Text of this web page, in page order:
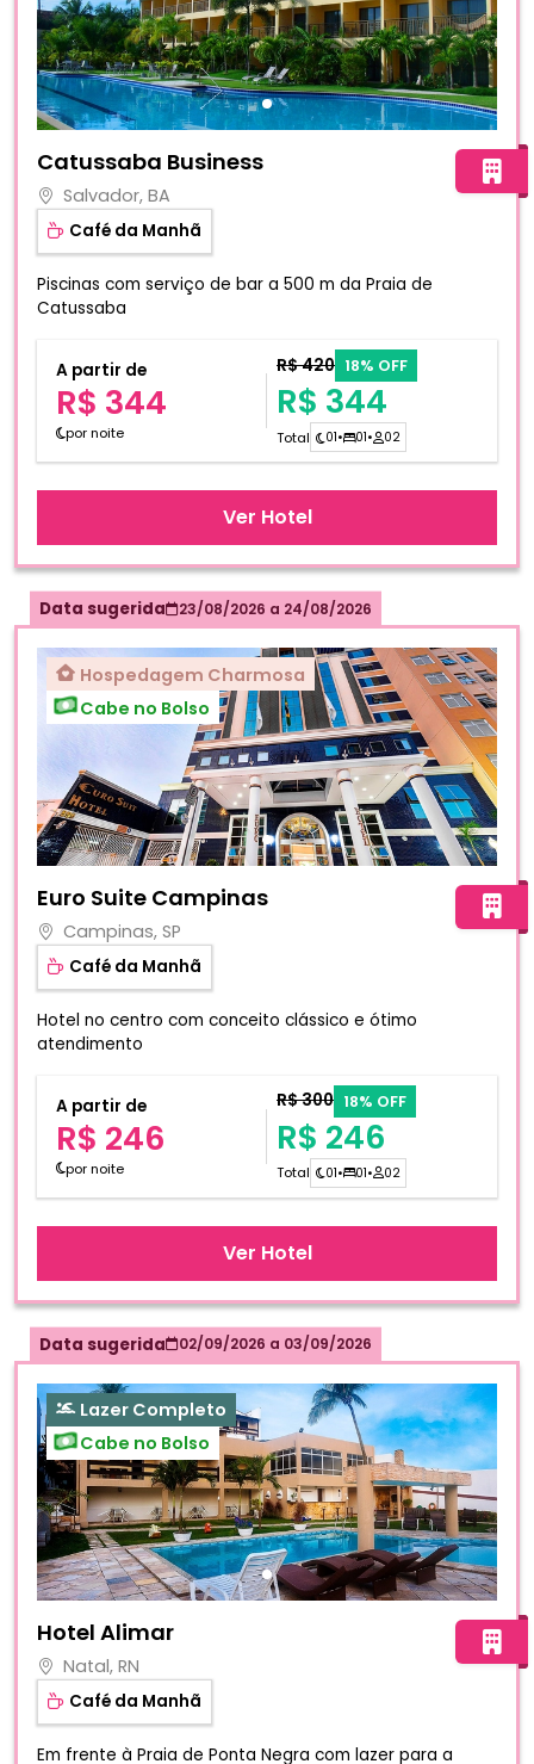
Catussaba Business
Salvador, BA
Café da Manhã
Piscinas com serviço de bar a 500 m da Praia de
Catussaba
A partir de
R$ 344
por noite
R$ 420 18% OFF
R$ 344
Total 01• 01• 02
Ver Hotel
Data sugerida 23/08/2026 a 24/08/2026
Hospedagem Charmosa
Cabe no Bolso
Euro Suite Campinas
Campinas, SP
Café da Manhã
Hotel no centro com conceito clássico e ótimo
atendimento
A partir de
R$ 246
por noite
R$ 300 18% OFF
R$ 246
Total 01• 01• 02
Ver Hotel
Data sugerida 02/09/2026 a 03/09/2026
Lazer Completo
Cabe no Bolso
Hotel Alimar
Natal, RN
Café da Manhã
Em frente à Praia de Ponta Negra com lazer para a